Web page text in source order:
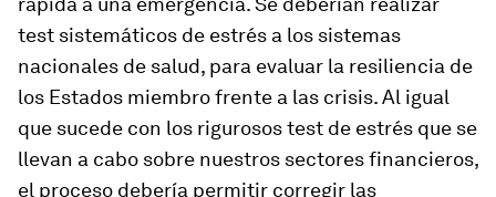
test sistemáticos de estrés a los sistemas
nacionales de salud, para evaluar la resiliencia de
los Estados miembro frente a las crisis. Al igual
que sucede con los rigurosos test de estrés que se
llevan a cabo sobre nuestros sectores financieros,
el proceso debería permitir corregir las